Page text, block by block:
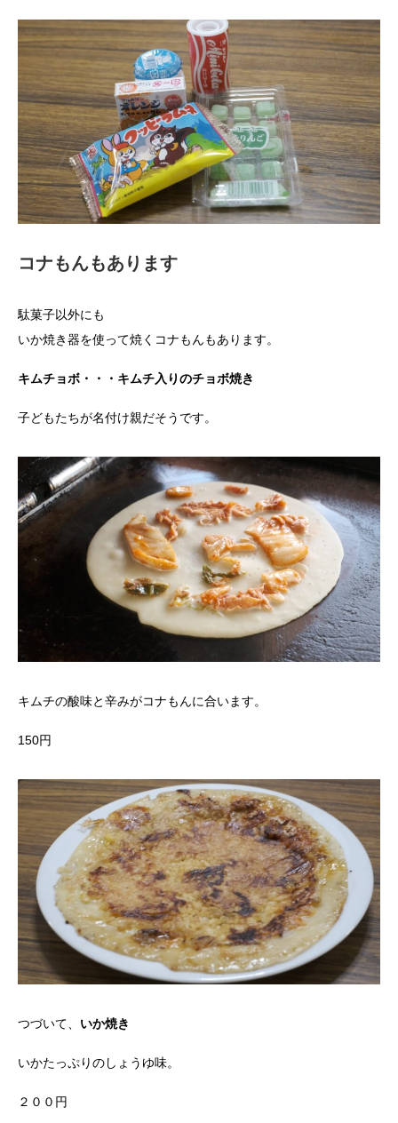
コナもんもあります
駄菓子以外にも
いか焼き器を使って焼くコナもんもあります。
キムチョボ・・・キムチ入りのチョボ焼き
子どもたちが名付け親だそうです。
キムチの酸味と辛みがコナもんに合います。
150円
つづいて、 いか焼き
いかたっぷりのしょうゆ味。
２００円